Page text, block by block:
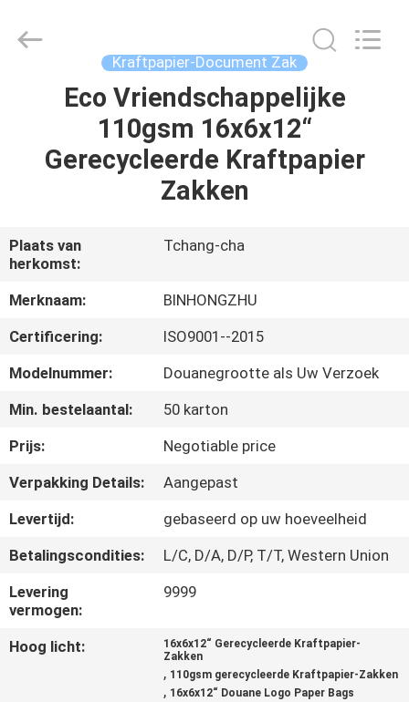
PRODUCTEN
ONS
FABRIEKSREIS
KWALITEITSCONTROLE
CONTACTEER
ONS
NIEUWS
SITEMAP
PRIVACY
POLICY
Export
Kraftpapier-Document Zak
Eco Vriendschappelijke
110gsm 16x6x12“
Gerecycleerde Kraftpapier
Zakken
Plaats van
herkomst:
Tchang-cha
Merknaam:
BINHONGZHU
Certificering:
ISO9001--2015
Modelnummer:
Douanegrootte als Uw Verzoek
Min. bestelaantal:
50 karton
Prijs:
Negotiable price
Verpakking Details:
Aangepast
Levertijd:
gebaseerd op uw hoeveelheid
Betalingscondities:
L/C, D/A, D/P, T/T, Western Union
Levering
vermogen:
9999
Hoog licht:
16x6x12“ Gerecycleerde Kraftpapier-
Zakken
, 110gsm gerecycleerde Kraftpapier-Zakken
, 16x6x12“ Douane Logo Paper Bags